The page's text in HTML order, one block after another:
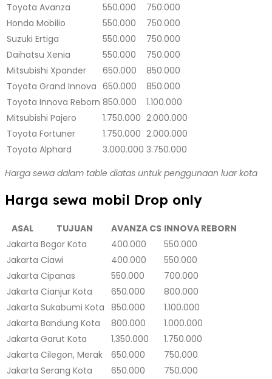
Toyota Avanza
550.000
750.000
Honda Mobilio
550.000
750.000
Suzuki Ertiga
550.000
750.000
Daihatsu Xenia
550.000
750.000
Mitsubishi Xpander
650.000
850.000
Toyota Grand Innova 650.000
850.000
Toyota Innova Reborn 850.000
1.100.000
Mitsubishi Pajero
1.750.000 2.000.000
Toyota Fortuner
1.750.000 2.000.000
Toyota Alphard
3.000.000 3.750.000
Harga sewa dalam table diatas untuk penggunaan luar kota
Harga sewa mobil Drop only
ASAL TUJUAN AVANZA CS INNOVA REBORN
Jakarta Bogor Kota 400.000
550.000
Jakarta Ciawi 400.000
550.000
Jakarta Cipanas 550.000
700.000
Jakarta Cianjur Kota 650.000
800.000
Jakarta Sukabumi Kota 850.000
1.100.000
Jakarta Bandung Kota 800.000
1.000.000
Jakarta Garut Kota 1.350.000
1.750.000
Jakarta Cilegon, Merak 650.000
750.000
Jakarta Serang Kota 650.000
750.000